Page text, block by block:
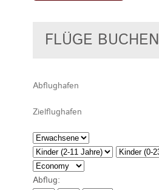
FLÜGE BUCHEN
Abflug: